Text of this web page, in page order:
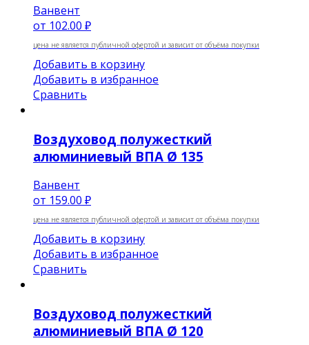
Ванвент
от 102.00 ₽
цена не является публичной офертой и зависит от объёма покупки
Добавить в корзину
Добавить в избранное
Сравнить
Воздуховод полужесткий
алюминиевый ВПА Ø 135
Ванвент
от 159.00 ₽
цена не является публичной офертой и зависит от объёма покупки
Добавить в корзину
Добавить в избранное
Сравнить
Воздуховод полужесткий
алюминиевый ВПА Ø 120